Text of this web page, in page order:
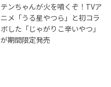
テンちゃんが火を噴くぞ！TVア
ニメ「うる星やつら」と初コラ
ボした「じゃがりこ辛いやつ」
が期間限定発売